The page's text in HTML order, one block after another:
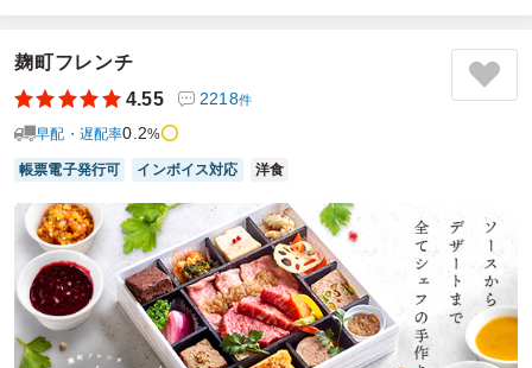
小人数の依頼でも配達をお受けくださり、いつも大変助かっ
お米もおかずもとても美味しく、スタッフからの評判も最高
です。
また利用させていただきます。
ご利用シーン：懇親会›
参加者の年齢：－男女比：
－
東京都墨田区菊川2026/05/29
坊々樹の口コミをもっと見る
麹町フレンチ
4.55
2218件
早配・遅配率0.2%
帳票電子発行可 インボイス対応 洋食